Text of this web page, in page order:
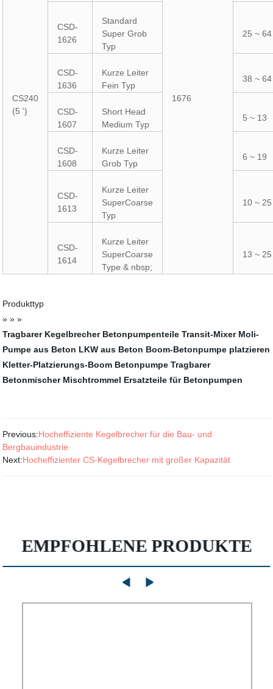
CS240
(5 ')
1676
CSD-
1626
Standard
Super Grob
Typ
25 ~ 64
CSD-
1636
Kurze Leiter
Fein Typ
38 ~ 64
CSD-
1607
Short Head
Medium Typ
5 ~ 13
CSD-
1608
Kurze Leiter
Grob Typ
6 ~ 19
CSD-
1613
Kurze Leiter
SuperCoarse
Typ
10 ~ 25
CSD-
1614
Kurze Leiter
SuperCoarse
Type & nbsp;
13 ~ 25
Produkttyp
» » »
Tragbarer Kegelbrecher Betonpumpenteile Transit-Mixer Moli-
Pumpe aus Beton LKW aus Beton Boom-Betonpumpe platzieren
Kletter-Platzierungs-Boom Betonpumpe Tragbarer
Betonmischer Mischtrommel Ersatzteile für Betonpumpen
Previous:Hocheffiziente Kegelbrecher für die Bau- und
Bergbauindustrie
Next:Hocheffizienter CS-Kegelbrecher mit großer Kapazität
EMPFOHLENE PRODUKTE